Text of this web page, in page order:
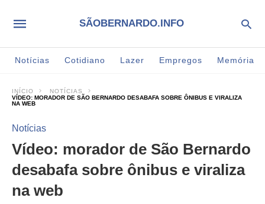
SÃOBERNARDO.INFO
Notícias Cotidiano Lazer Empregos Memória
INÍCIO
NOTÍCIAS
VÍDEO: MORADOR DE SÃO BERNARDO DESABAFA SOBRE ÔNIBUS E VIRALIZA
NA WEB
Notícias
Vídeo: morador de São Bernardo
desabafa sobre ônibus e viraliza
na web